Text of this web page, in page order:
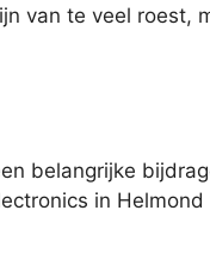
van te veel roest,
belangrijke
in